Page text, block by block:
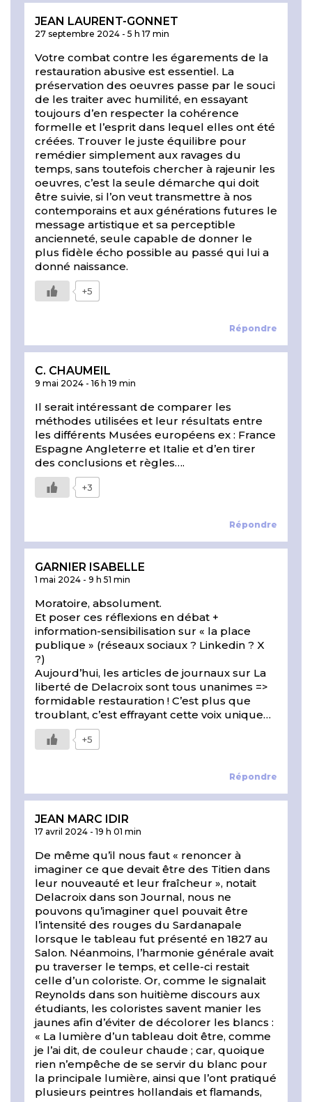
Répondre
JEAN LAURENT-GONNET
27 septembre 2024 - 5 h 17 min
Votre combat contre les égarements de la
restauration abusive est essentiel. La
préservation des oeuvres passe par le souci
de les traiter avec humilité, en essayant
toujours d’en respecter la cohérence
formelle et l’esprit dans lequel elles ont été
créées. Trouver le juste équilibre pour
remédier simplement aux ravages du
temps, sans toutefois chercher à rajeunir les
oeuvres, c’est la seule démarche qui doit
être suivie, si l’on veut transmettre à nos
contemporains et aux générations futures le
message artistique et sa perceptible
ancienneté, seule capable de donner le
plus fidèle écho possible au passé qui lui a
donné naissance.
+5
Répondre
C. CHAUMEIL
9 mai 2024 - 16 h 19 min
Il serait intéressant de comparer les
méthodes utilisées et leur résultats entre
les différents Musées européens ex : France
Espagne Angleterre et Italie et d’en tirer
des conclusions et règles….
+3
Répondre
GARNIER ISABELLE
1 mai 2024 - 9 h 51 min
Moratoire, absolument.
Et poser ces réflexions en débat +
information-sensibilisation sur « la place
publique » (réseaux sociaux ? Linkedin ? X
?)
Aujourd’hui, les articles de journaux sur La
liberté de Delacroix sont tous unanimes =>
formidable restauration ! C’est plus que
troublant, c’est effrayant cette voix unique…
+5
JEAN MARC IDIR
17 avril 2024 - 19 h 01 min
De même qu’il nous faut « renoncer à
imaginer ce que devait être des Titien dans
leur nouveauté et leur fraîcheur », notait
Delacroix dans son Journal, nous ne
pouvons qu’imaginer quel pouvait être
l’intensité des rouges du Sardanapale
lorsque le tableau fut présenté en 1827 au
Salon. Néanmoins, l’harmonie générale avait
pu traverser le temps, et celle-ci restait
celle d’un coloriste. Or, comme le signalait
Reynolds dans son huitième discours aux
étudiants, les coloristes savent manier les
jaunes afin d’éviter de décolorer les blancs :
« La lumière d’un tableau doit être, comme
je l’ai dit, de couleur chaude ; car, quoique
rien n’empêche de se servir du blanc pour
la principale lumière, ainsi que l’ont pratiqué
plusieurs peintres hollandais et flamands,